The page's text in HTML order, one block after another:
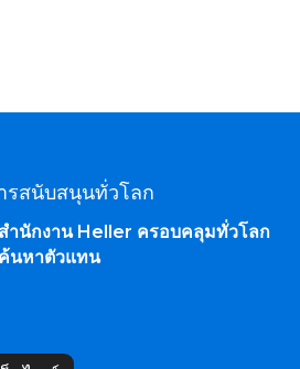
รสนับสนุนทั่วโลก
สำนักงาน Heller ครอบคลุมทั่วโลก
ค้นหาตัวแทน